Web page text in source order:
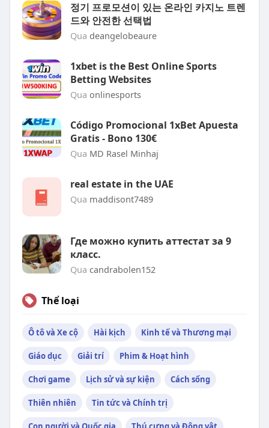
정기 프로모션이 있는 온라인 카지노 트렌
드와 안전한 선택법
Qua deangelobeaure
1xbet is the Best Online Sports
Betting Websites
Qua onlinesports
Código Promocional 1xBet Apuesta
Gratis - Bono 130€
Qua MD Rasel Minhaj
real estate in the UAE
Qua maddisont7489
Где можно купить аттестат за 9
класс.
Qua candrabolen152
Thể loại
Ô tô và Xe cộ Hài kịch Kinh tế và Thương mại
Giáo dục Giải trí Phim & Hoạt hình
Chơi game Lịch sử và sự kiện Cách sống
Thiên nhiên Tin tức và Chính trị